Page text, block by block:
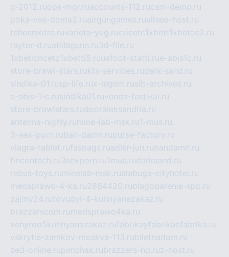
g-2012.ruops-mgr.ruaccounts-112.rucsm-demo.ru
poka-vse-doma2.ruairgungames.ruallseo-host.ru
tehosmotre.ruvarieta-yug.rucricetc1xbetr1xbetcc2.ru
raytor-d.ruatillagunn.ru3d-file.ru
1xbeticricetc1xbetti5.ruuafoot-statti.rue-abis1c.ru
store-brawl-stars.rukts-services.rudark-sand.ru
sindika-01.rusp-life.rux-legion.rusib-archives.ru
e-abis-1-c.rusindika01.ruvenda-festival.ru
store-brawlstars.rudooraleksandria.ru
antenna-highly.ru mine-lab-msk.ru1-mus.ru
3-sex-porn.ruban-damn.rupurse-factory.ru
viagra-tablet.rufasbags.ruadler-jun.rubandamn.ru
fincontech.ru3sexporn.ru1mus.rudarksand.ru
rebus-toys.ru minelab-msk.rualabuga-cityhotel.ru
medsprawo-4-ka.ru2864420.rublagodarenie-spb.ru
zajmy24.rutovudyi-4-kuhnyanazakaz.ru
brazzerscom.ru medsprawo4ka.ru
xehyroo5kuhnyanazakaz.rufabrikayfabrikaefabrika.ru
vskrytie-zamkov-moskva-113.rubiletnadom.ru
zed-online.rupimchax.rubrazzers-hd.ruz-host.ru